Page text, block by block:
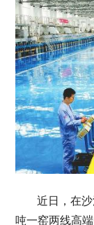
近日，在
吨一窑两线高